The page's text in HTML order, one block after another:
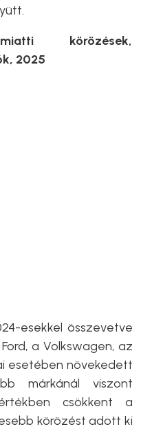
körözések,
2025
esekkel összevetve
a Volkswagen, az
esetében növekedett
márkánál viszont
csökkent a
körözést adott ki